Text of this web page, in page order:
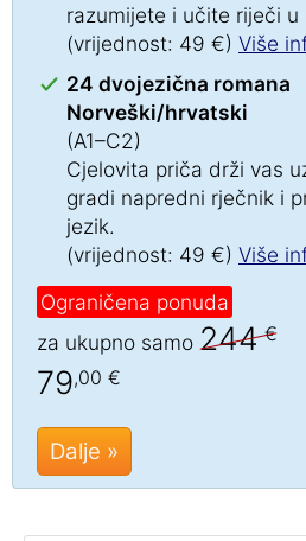
razumijete i učite riječi u
(vrijednost: 49 €) Više
24 dvojezična romana
Norveški/hrvatski
(A1–C2)
Cjelovita priča drži vas
gradi napredni rječnik i
jezik.
(vrijednost: 49 €) Više
Ograničena ponuda
za ukupno samo 244€
79,00 €
Dalje »